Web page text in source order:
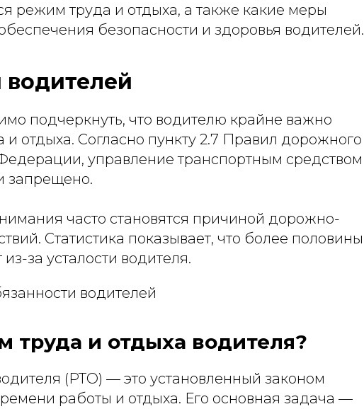
режим труда и отдыха, а также какие меры
безопасности и здоровья водителей.
подчеркнуть, что водителю крайне важно
отдыха. Согласно пункту 2.7 Правил дорожного
управление транспортным средством
запрещено.
часто становятся причиной дорожно-
Статистика показывает, что более половины
за усталости водителя.
водителей
труда и отдыха водителя?
(РТО) — это установленный законом
работы и отдыха. Его основная задача —